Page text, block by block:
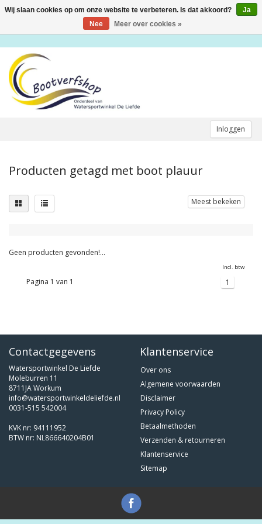
Inloggen
Toggle
Producten getagd met boot plauur
Meest bekeken
Geen producten gevonden!...
Incl. btw
Pagina 1 van 1 1
Contactgegevens
Watersportwinkel De Liefde
Moleburren 11
8711JA Workum
info@watersportwinkeldeliefde.nl
0031-515 542004
KVK nr: 94111952
BTW nr: NL866640204B01
Klantenservice
Over ons
Algemene voorwaarden
Disclaimer
Privacy Policy
Betaalmethoden
Verzenden & retourneren
Klantenservice
Sitemap
Wij slaan cookies op om onze website te verbeteren. Is dat akkoord?
Ja
Nee
Meer over cookies »